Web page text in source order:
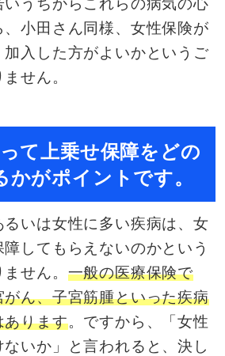
小田さん同様、女性保険が
入した方がよいかというご
せん。
て上乗せ保障をどの
かがポイントです。
いは女性に多い疾病は、女
してもらえないのかという
せん。 一般の医療保険で
ん、子宮筋腫といった疾病
あります。ですから、「女性
いか」と言われると、決し